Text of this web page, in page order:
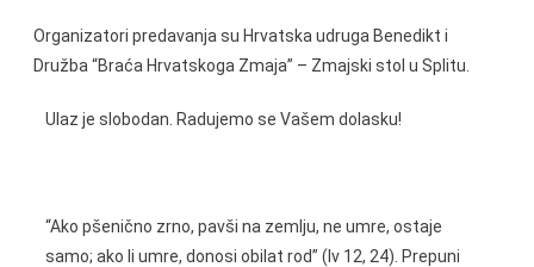
Organizatori predavanja su Hrvatska udruga Benedikt i
Družba “Braća Hrvatskoga Zmaja” – Zmajski stol u Splitu.
Ulaz je slobodan. Radujemo se Vašem dolasku!
“Ako pšenično zrno, pavši na zemlju, ne umre, ostaje
samo; ako li umre, donosi obilat rod” (Iv 12, 24). Prepuni